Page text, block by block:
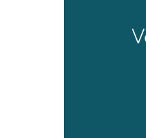
‬All
‬doch